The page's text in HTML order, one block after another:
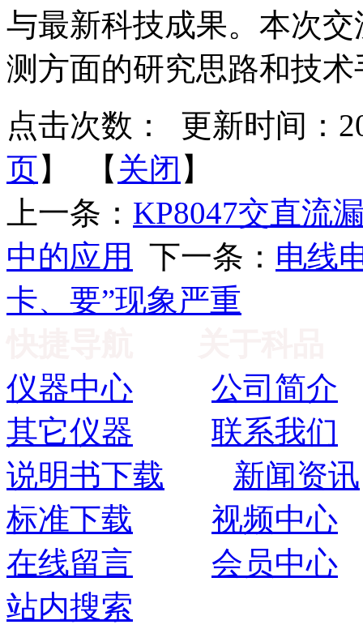
与最新科技成果。本次
测方面的研究思路和技术
点击次数：
更新时间：
页】 【 关闭 】
上一条： KP8047交直流
中的应用
下一条： 电线
卡、要”现象严重
仪器中心
公司简介
其它仪器
联系我们
说明书下载
新闻资讯
标准下载
视频中心
在线留言
会员中心
站内搜索